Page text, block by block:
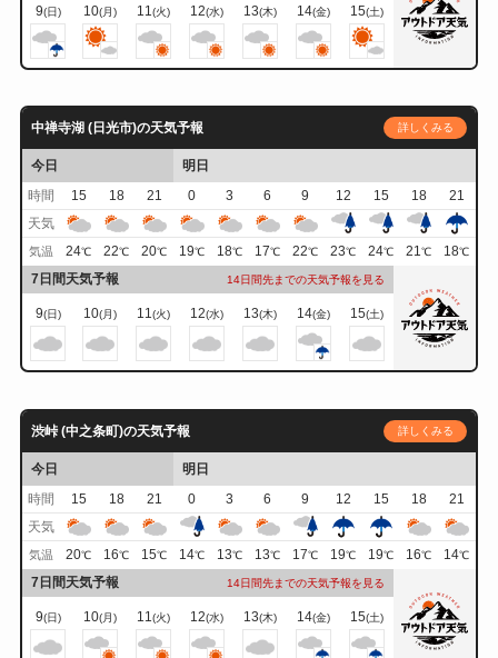
9(日) 10(月) 11(火) 12(水) 13(木) 14(金) 15(土)
中禅寺湖 (日光市)の天気予報 詳しくみる
今日
明日
時間
15 18 21 0 3 6 9 12 15 18
21
天気
気温 24℃ 22℃ 20℃ 19℃ 18℃ 17℃ 22℃ 23℃ 24℃ 21℃ 18℃
7日間天気予報 14日間先までの天気予報を見る
9(日) 10(月) 11(火) 12(水) 13(木) 14(金) 15(土)
渋峠 (中之条町)の天気予報 詳しくみる
今日
明日
時間
15 18 21 0 3 6 9 12 15 18
21
天気
気温 20℃ 16℃ 15℃ 14℃ 13℃ 13℃ 17℃ 19℃ 19℃ 16℃ 14℃
7日間天気予報 14日間先までの天気予報を見る
9(日) 10(月) 11 (火) 12(水) 13(木) 14(金) 15(土)